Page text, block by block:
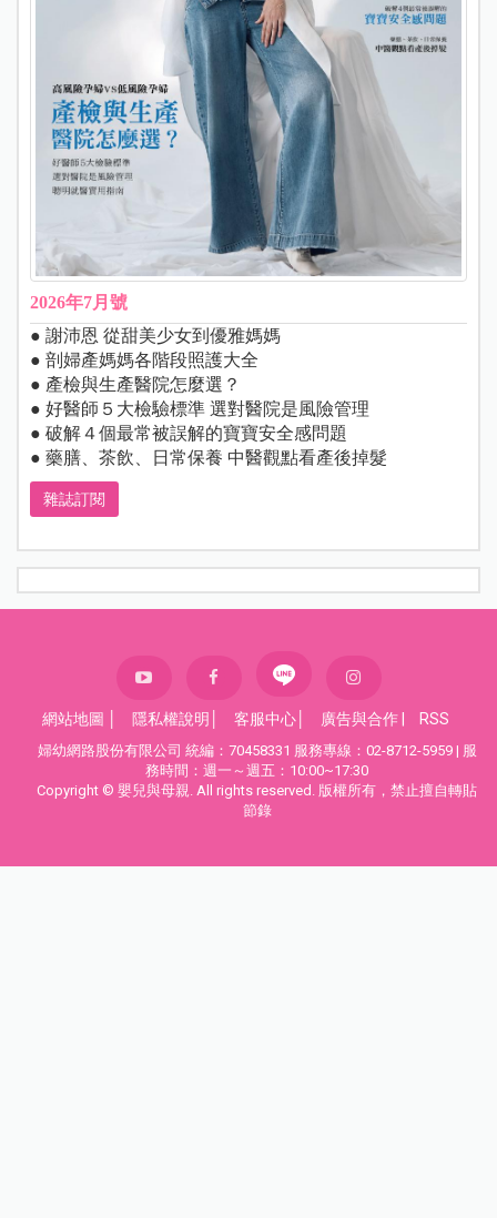
2026年7月號
● 謝沛恩 從甜美少女到優雅媽媽
● 剖婦產媽媽各階段照護大全
● 產檢與生產醫院怎麼選？
● 好醫師５大檢驗標準 選對醫院是風險管理
● 破解４個最常被誤解的寶寶安全感問題
● 藥膳、茶飲、日常保養 中醫觀點看產後掉髮
雜誌訂閱
網站地圖 隱私權說明 客服中心 廣告與合作 RSS
婦幼網路股份有限公司 統編：70458331 服務專線：02-8712-5959 | 服
務時間：週一～週五：10:00~17:30
Copyright © 嬰兒與母親. All rights reserved. 版權所有，禁止擅自轉貼
節錄